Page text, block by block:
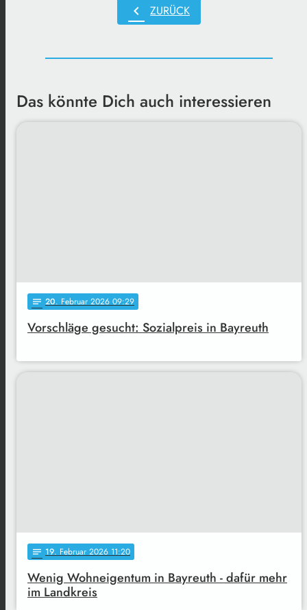
chevron_left ZURÜCK
Das könnte Dich auch interessieren
notes 20. Februar 2026 09:29
Vorschläge gesucht: Sozialpreis in Bayreuth
notes 19. Februar 2026 11:20
Wenig Wohneigentum in Bayreuth - dafür mehr
im Landkreis